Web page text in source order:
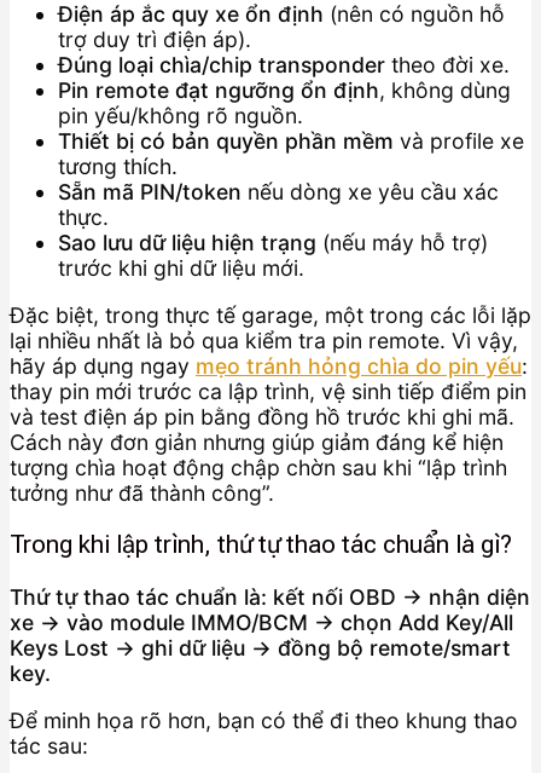
Điện áp ắc quy xe ổn định (nên có nguồn hỗ
trợ duy trì điện áp).
Đúng loại chìa/chip transponder theo đời xe.
Pin remote đạt ngưỡng ổn định, không dùng
pin yếu/không rõ nguồn.
Thiết bị có bản quyền phần mềm và profile xe
tương thích.
Sẵn mã PIN/token nếu dòng xe yêu cầu xác
thực.
Sao lưu dữ liệu hiện trạng (nếu máy hỗ trợ)
trước khi ghi dữ liệu mới.
Đặc biệt, trong thực tế garage, một trong các lỗi lặp
lại nhiều nhất là bỏ qua kiểm tra pin remote. Vì vậy,
hãy áp dụng ngay mẹo tránh hỏng chìa do pin yếu:
thay pin mới trước ca lập trình, vệ sinh tiếp điểm pin
và test điện áp pin bằng đồng hồ trước khi ghi mã.
Cách này đơn giản nhưng giúp giảm đáng kể hiện
tượng chìa hoạt động chập chờn sau khi “lập trình
tưởng như đã thành công”.
Trong khi lập trình, thứ tự thao tác chuẩn là gì?
Thứ tự thao tác chuẩn là: kết nối OBD → nhận diện
xe → vào module IMMO/BCM → chọn Add Key/All
Keys Lost → ghi dữ liệu → đồng bộ remote/smart
key.
Để minh họa rõ hơn, bạn có thể đi theo khung thao
tác sau: